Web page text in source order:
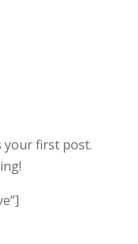
your first post.